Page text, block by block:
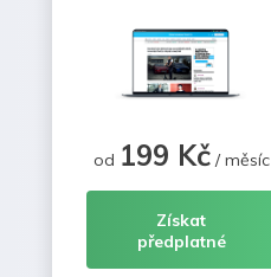
od 199 Kč/ měsíc
Získat
předplatné